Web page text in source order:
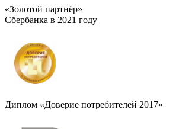
«Золотой партнёр»
Сбербанка в 2021 году
Диплом «Доверие потребителей 2017»